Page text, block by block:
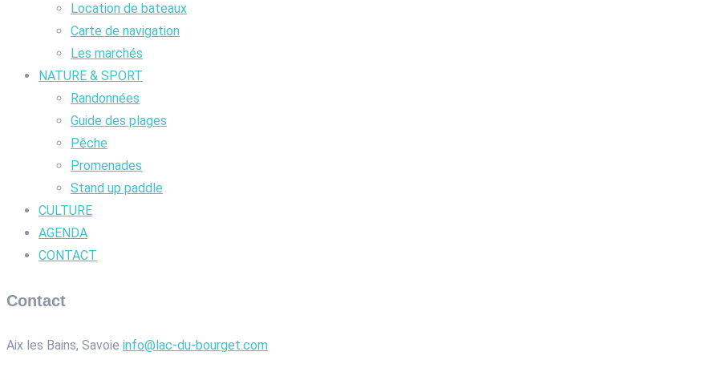
Location de bateaux
Carte de navigation
Les marchés
NATURE & SPORT
Randonnées
Guide des plages
Pêche
Promenades
Stand up paddle
CULTURE
AGENDA
CONTACT
Contact
Aix les Bains, Savoie info@lac-du-bourget.com